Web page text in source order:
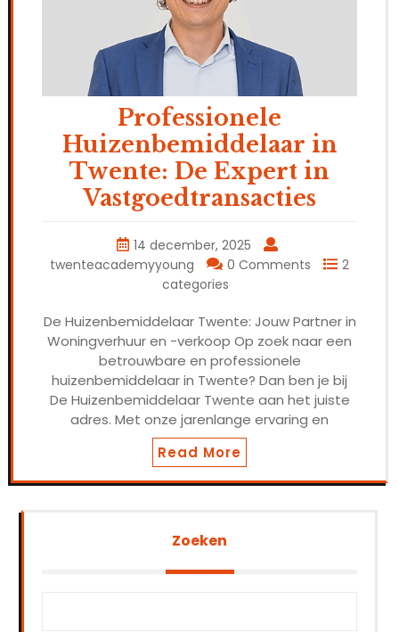
Professionele
Huizenbemiddelaar in
Twente: De Expert in
Vastgoedtransacties
14 december, 2025
twenteacademyyoung
0 Comments
2
categories
De Huizenbemiddelaar Twente: Jouw Partner in
Woningverhuur en -verkoop Op zoek naar een
betrouwbare en professionele
huizenbemiddelaar in Twente? Dan ben je bij
De Huizenbemiddelaar Twente aan het juiste
adres. Met onze jarenlange ervaring en
Read More
Zoeken